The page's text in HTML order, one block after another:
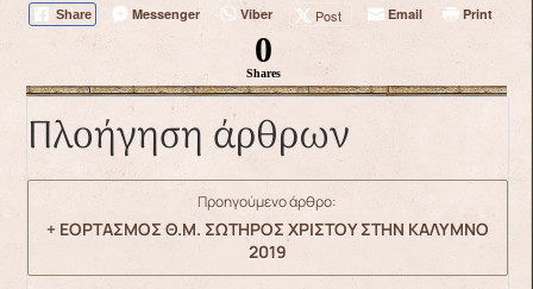
Share Messenger Viber Post Email Print
0
Shares
Πλοήγηση άρθρων
Προηγούμενο άρθρο:
+ ΕΟΡΤΑΣΜΟΣ Θ.Μ. ΣΩΤΗΡΟΣ ΧΡΙΣΤΟΥ ΣΤΗΝ ΚΑΛΥΜΝΟ
2019